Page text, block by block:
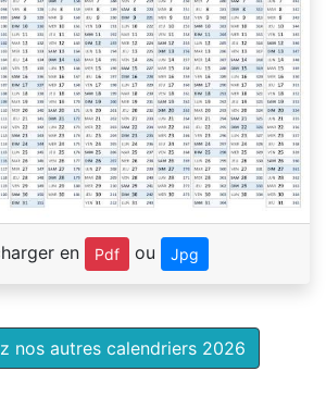
en Pdf ou Jpg
nos autres calendriers 2026